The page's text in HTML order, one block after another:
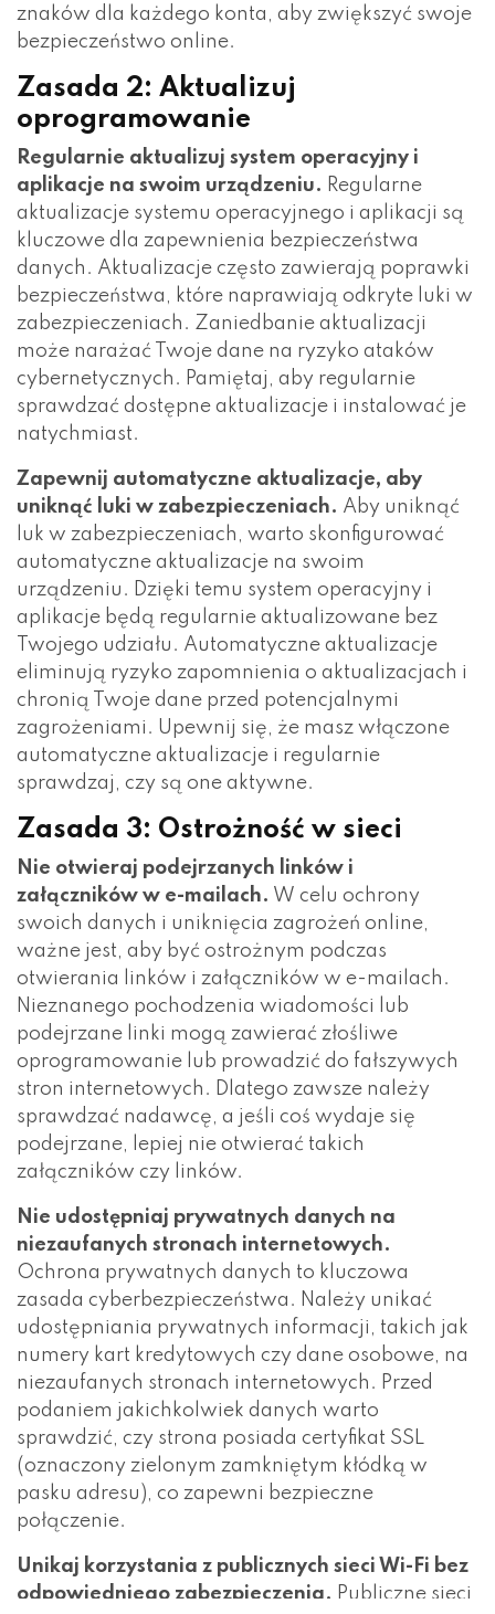
znaków dla każdego konta, aby zwiększyć swoje
bezpieczeństwo online.
Zasada 2: Aktualizuj
oprogramowanie
Regularnie aktualizuj system operacyjny i
aplikacje na swoim urządzeniu. Regularne
aktualizacje systemu operacyjnego i aplikacji są
kluczowe dla zapewnienia bezpieczeństwa
danych. Aktualizacje często zawierają poprawki
bezpieczeństwa, które naprawiają odkryte luki w
zabezpieczeniach. Zaniedbanie aktualizacji
może narażać Twoje dane na ryzyko ataków
cybernetycznych. Pamiętaj, aby regularnie
sprawdzać dostępne aktualizacje i instalować je
natychmiast.
Zapewnij automatyczne aktualizacje, aby
uniknąć luki w zabezpieczeniach. Aby uniknąć
luk w zabezpieczeniach, warto skonfigurować
automatyczne aktualizacje na swoim
urządzeniu. Dzięki temu system operacyjny i
aplikacje będą regularnie aktualizowane bez
Twojego udziału. Automatyczne aktualizacje
eliminują ryzyko zapomnienia o aktualizacjach i
chronią Twoje dane przed potencjalnymi
zagrożeniami. Upewnij się, że masz włączone
automatyczne aktualizacje i regularnie
sprawdzaj, czy są one aktywne.
Zasada 3: Ostrożność w sieci
Nie otwieraj podejrzanych linków i
załączników w e-mailach. W celu ochrony
swoich danych i uniknięcia zagrożeń online,
ważne jest, aby być ostrożnym podczas
otwierania linków i załączników w e-mailach.
Nieznanego pochodzenia wiadomości lub
podejrzane linki mogą zawierać złośliwe
oprogramowanie lub prowadzić do fałszywych
stron internetowych. Dlatego zawsze należy
sprawdzać nadawcę, a jeśli coś wydaje się
podejrzane, lepiej nie otwierać takich
załączników czy linków.
Nie udostępniaj prywatnych danych na
niezaufanych stronach internetowych.
Ochrona prywatnych danych to kluczowa
zasada cyberbezpieczeństwa. Należy unikać
udostępniania prywatnych informacji, takich jak
numery kart kredytowych czy dane osobowe, na
niezaufanych stronach internetowych. Przed
podaniem jakichkolwiek danych warto
sprawdzić, czy strona posiada certyfikat SSL
(oznaczony zielonym zamkniętym kłódką w
pasku adresu), co zapewni bezpieczne
połączenie.
Unikaj korzystania z publicznych sieci Wi-Fi bez
odpowiedniego zabezpieczenia. Publiczne sieci